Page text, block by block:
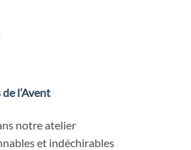
l’Avent
notre atelier
et indéchirables